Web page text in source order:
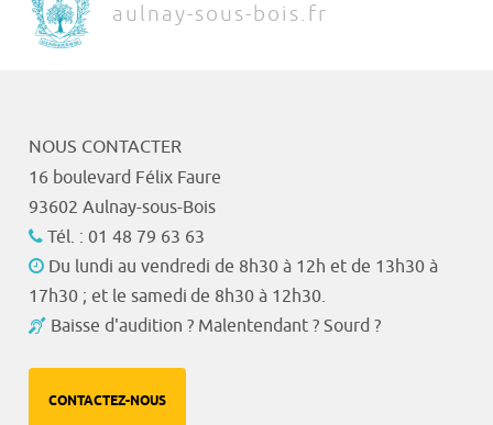
aulnay-sous-bois.fr
NOUS CONTACTER
16 boulevard Félix Faure
93602 Aulnay-sous-Bois
Tél. : 01 48 79 63 63
Du lundi au vendredi de 8h30 à 12h et de 13h30 à
17h30 ; et le samedi de 8h30 à 12h30.
Baisse d'audition ? Malentendant ? Sourd ?
CONTACTEZ-NOUS